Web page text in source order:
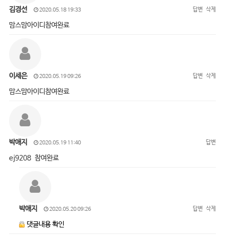
김경선 2020.05.18 19:33 답변 삭제
맘스맘아이디참여완료
이세은 2020.05.19 09:26 답변 삭제
맘스맘아이디참여완료
박애지 2020.05.19 11:40 답변
ej9208 참여완료
박애지 2020.05.20 09:26 답변 삭제
댓글내용 확인